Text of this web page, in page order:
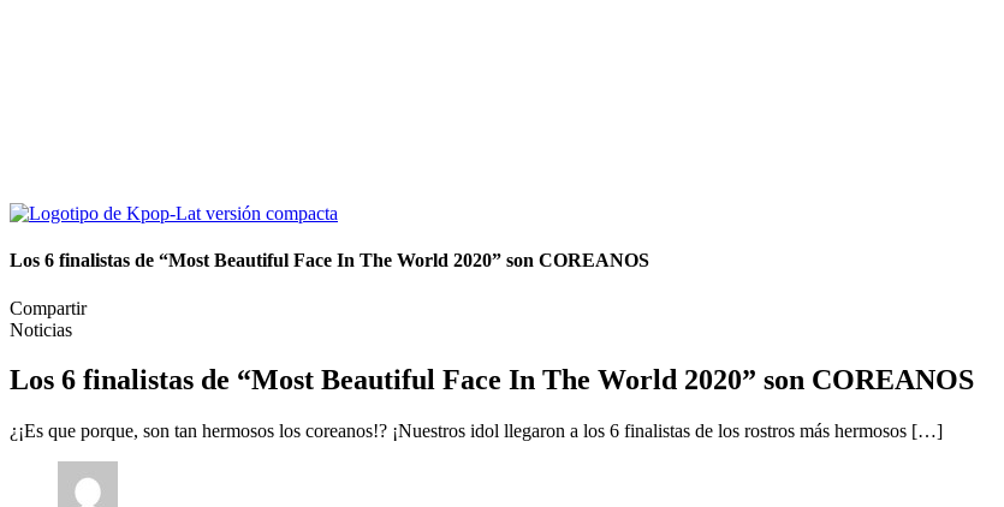
Los 6 finalistas de “Most Beautiful Face In The World 2020” son COREANOS
Compartir
Noticias
Los 6 finalistas de “Most Beautiful Face In The World 2020” son COREANOS
¿¡Es que porque, son tan hermosos los coreanos!? ¡Nuestros idol llegaron a los 6 finalistas de los rostros más hermosos […]